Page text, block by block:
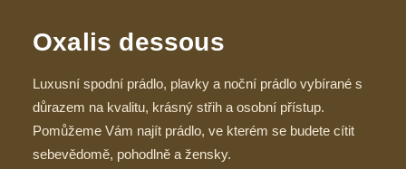
Oxalis dessous
Luxusní spodní prádlo, plavky a noční prádlo vybírané s
důrazem na kvalitu, krásný střih a osobní přístup.
Pomůžeme Vám najít prádlo, ve kterém se budete cítit
sebevědomě, pohodlně a žensky.